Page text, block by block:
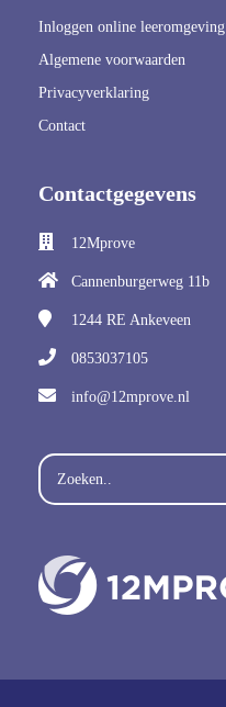
Inloggen online leeromgeving
Algemene voorwaarden
Privacyverklaring
Contact
Contactgegevens
12Mprove
Cannenburgerweg 11b
1244 RE Ankeveen
0853037105
info@12mprove.nl